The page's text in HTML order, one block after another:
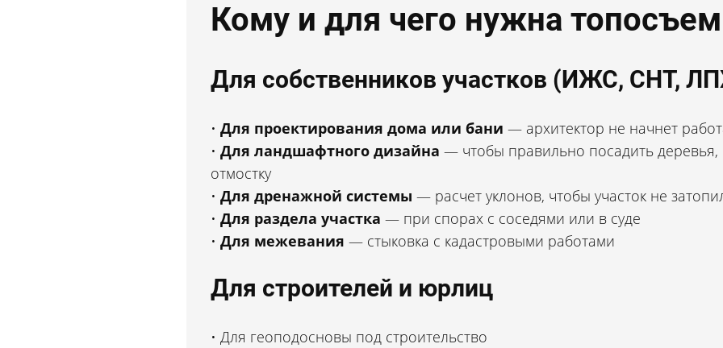
Кому и для чего нужна
Для собственников участков (ИЖС, СНТ,
Для проектирования дома или бани — архитектор не начнет
Для ландшафтного дизайна — чтобы правильно посадить деревья,
отмостку
Для дренажной системы — расчет уклонов, чтобы участок не
Для раздела участка — при спорах с соседями или в суде
Для межевания — стыковка с кадастровыми работами
Для строителей и юрлиц
Для геоподосновы под строительство